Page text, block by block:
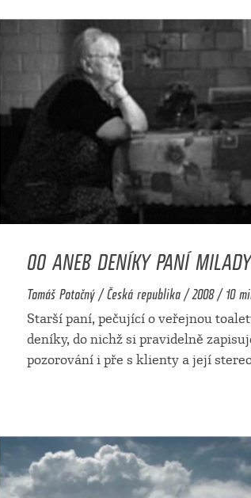
00 ANEB DENÍKY PANÍ MILADY
Tomáš Potočný / Česká republika / 2008 / 10
Starší paní, pečující o veřejnou
deníky, do nichž si pravidelně
pozorování i pře s klienty a její